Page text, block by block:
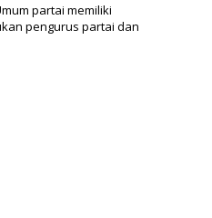
partai memiliki
pengurus partai dan